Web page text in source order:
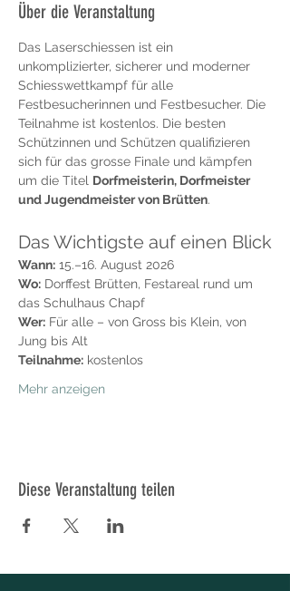
Über die Veranstaltung
Das Laserschiessen ist ein
unkomplizierter, sicherer und moderner
Schiesswettkampf für alle
Festbesucherinnen und Festbesucher. Die
Teilnahme ist kostenlos. Die besten
Schützinnen und Schützen qualifizieren
sich für das grosse Finale und kämpfen
um die Titel Dorfmeisterin, Dorfmeister
und Jugendmeister von Brütten.
Das Wichtigste auf einen Blick
Wann: 15.–16. August 2026
Wo: Dorffest Brütten, Festareal rund um
das Schulhaus Chapf
Wer: Für alle – von Gross bis Klein, von
Jung bis Alt
Teilnahme: kostenlos
Mehr anzeigen
Diese Veranstaltung teilen